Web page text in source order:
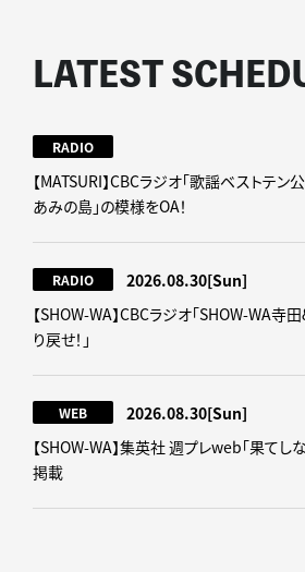
LATEST
RADIO
【MATSURI】CBCラジオ「歌謡ベストテ
あみの島」の模様をOA！
RADIO 2026.08.30[Sun]
【SHOW-WA】CBCラジオ｢SHOW-WA寺
り戻せ！｣
WEB 2026.08.30[Sun]
【SHOW-WA】集英社 週プレweb｢果て
掲載